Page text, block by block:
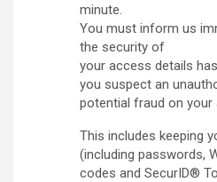
minute.
You must inform us
the security of
your access details
you suspect an
potential fraud on your
This includes keeping
(including passwords,
codes and SecurID®